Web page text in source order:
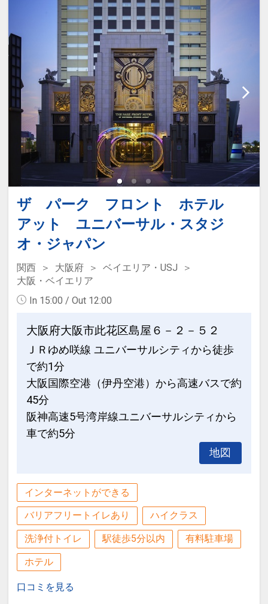
ザ パーク フロント ホテル
アット ユニバーサル・スタジ
オ・ジャパン
関西 大阪府
ベイエリア・USJ
大阪・ベイエリア
In 15:00 / Out 12:00
大阪府大阪市此花区島屋６－２－５２
ＪＲゆめ咲線 ユニバーサルシティから徒歩
で約1分
大阪国際空港（伊丹空港）から高速バスで約
45分
阪神高速5号湾岸線ユニバーサルシティから
車で約5分
地図
インターネットができる
バリアフリートイレあり ハイクラス
洗浄付トイレ 駅徒歩5分以内 有料駐車場
ホテル
口コミを見る